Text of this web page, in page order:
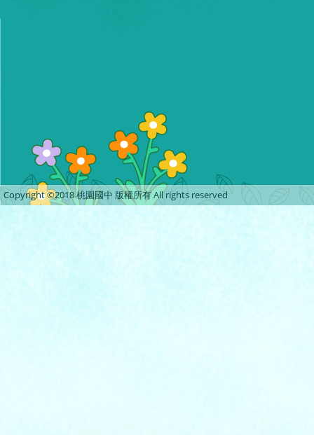
Copyright ©2018 桃園國中 版權所有 All rights reserved